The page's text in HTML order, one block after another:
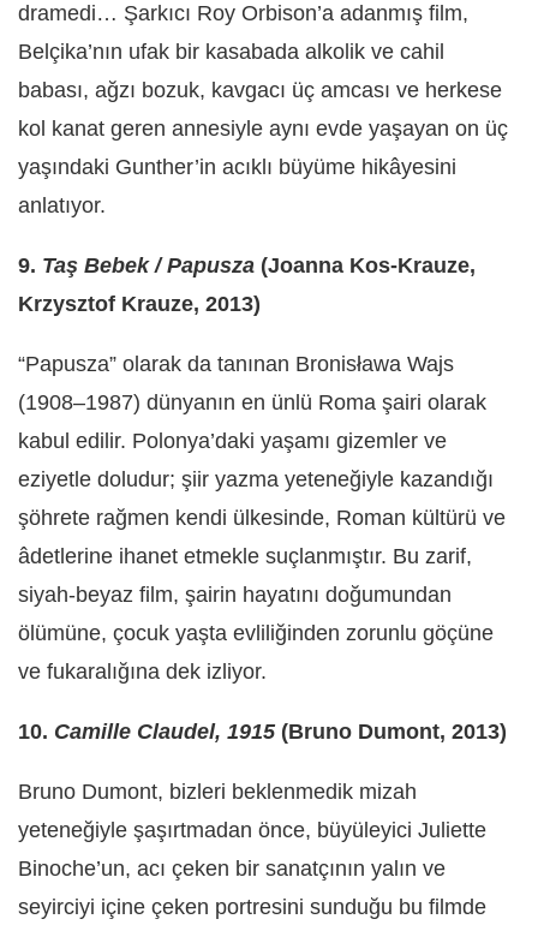
dramedi… Şarkıcı Roy Orbison’a adanmış film,
Belçika’nın ufak bir kasabada alkolik ve cahil
babası, ağzı bozuk, kavgacı üç amcası ve herkese
kol kanat geren annesiyle aynı evde yaşayan on üç
yaşındaki Gunther’in acıklı büyüme hikâyesini
anlatıyor.
9. Taş Bebek / Papusza (Joanna Kos-Krauze,
Krzysztof Krauze, 2013)
“Papusza” olarak da tanınan Bronisława Wajs
(1908–1987) dünyanın en ünlü Roma şairi olarak
kabul edilir. Polonya’daki yaşamı gizemler ve
eziyetle doludur; şiir yazma yeteneğiyle kazandığı
şöhrete rağmen kendi ülkesinde, Roman kültürü ve
âdetlerine ihanet etmekle suçlanmıştır. Bu zarif,
siyah-beyaz film, şairin hayatını doğumundan
ölümüne, çocuk yaşta evliliğinden zorunlu göçüne
ve fukaralığına dek izliyor.
10. Camille Claudel, 1915(Bruno Dumont, 2013)
Bruno Dumont, bizleri beklenmedik mizah
yeteneğiyle şaşırtmadan önce, büyüleyici Juliette
Binoche’un, acı çeken bir sanatçının yalın ve
seyirciyi içine çeken portresini sunduğu bu filmde